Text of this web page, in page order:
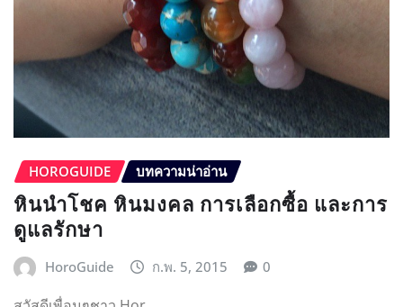
HoroGuide ก.พ. 5, 2015 0
สวัสดีเพื่อนๆชาว Hor…
READ MORE